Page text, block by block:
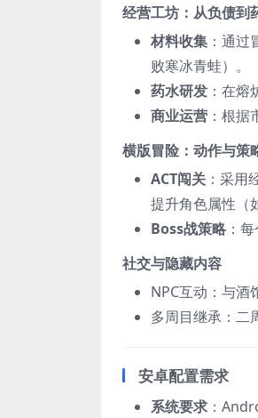
经营工坊：从负债到
材料收集 ：通
败寒冰青蛙）。
药水研发 ：在
商业运营 ：根
横版冒险：动作与策
ACT闯关 ：采
提升角色属性（
Boss战策略 ：
社交与隐藏内容
NPC互动：与酒
多周目继承：二
安卓配置需求
系统要求 ：